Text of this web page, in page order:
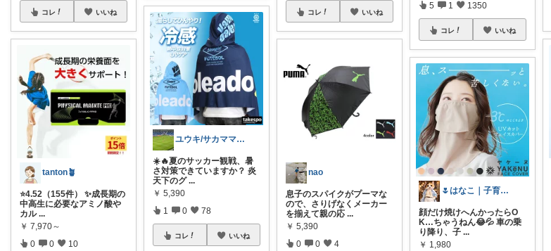
コレ いいね
tanton🪴
⭐4.52（155件） ✨成長期の
中高生に必要なアミノ酸や
カル ...
￥ 7,970～
0 0 10
ユウキ/サカママ応援&パパ指導者応援
☀️🔥夏のサッカー観戦、暑
さ対策できていますか？ 炎
天下のグ ...
￥ 5,390
1 0 78
コレ いいね
コレ いいね
nao
息子のスパイクがプーマな
ので、さりげなくメーカー
を揃えて親の応 ...
￥ 5,390
0 0 4
5 1 1350
コレ いいね
🌷はなこ｜子育て×3児ママ
顔だけ焼けへんかったらO
K…ちゃうねん😂💦 車の乗
り降り、子 ...
￥ 1,980